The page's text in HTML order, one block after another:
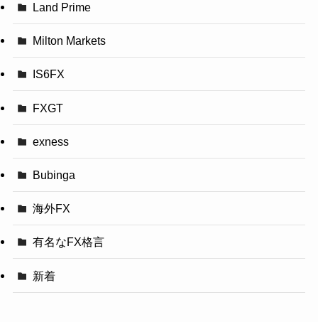
Land Prime
Milton Markets
IS6FX
FXGT
exness
Bubinga
海外FX
有名なFX格言
新着